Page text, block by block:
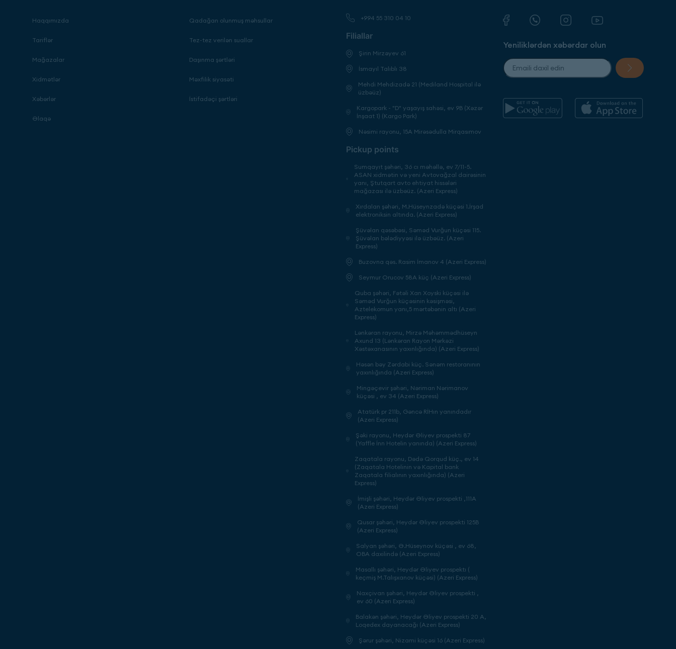
Haqqımızda
Tariflər
Mağazalar
Xidmətlər
Xəbərlər
Əlaqə
Qadağan olunmuş məhsullar
Tez-tez verilən suallar
Daşınma şərtləri
Məxfilik siyasəti
İstifadəçi şərtləri
+994 55 310 04 10
Filiallar
Şirin Mirzəyev 61
İsmayıl Talıblı 38
Mehdi Mehdizadə 21 (Mediland Hospital ilə
üzbəüz)
Kargopark - "D" yaşayış sahəsi, ev 9B (Xəzər
İnşaat 1) (Kargo Park)
Nəsimi rayonu, 15A Mirəsədulla Mirqasımov
Pickup points
Sumqayıt şəhəri, 36 cı məhəllə, ev 7/11-5.
ASAN xidmətin və yeni Avtovağzal dairəsinin
yanı, Ştutqart avto ehtiyat hissələri
mağazası ilə üzbəüz. (Azeri Express)
Xırdalan şəhəri, M.Hüseynzadə küçəsi 1.İrşad
elektroniksin altında. (Azeri Express)
Şüvəlan qəsəbəsi, Səməd Vurğun küçəsi 115.
Şüvəlan bələdiyyəsi ilə üzbəüz. (Azeri
Express)
Buzovna qəs. Rasim İmanov 4 (Azeri Express)
Seymur Orucov 58A küç (Azeri Express)
Quba şəhəri, Fətəli Xan Xoyski küçəsi ilə
Səməd Vurğun küçəsinin kəsişməsi,
Aztelekomun yanı,5 mərtəbənin altı (Azeri
Express)
Lənkəran rayonu, Mirzə Məhəmmədhüseyn
Axund 13 (Lənkəran Rayon Mərkəzi
Xəstəxanasının yaxınlığında) (Azeri Express)
Həsən bəy Zərdabi küç. Sənəm restoranının
yaxınlığında (Azeri Express)
Mingəçevir şəhəri, Nəriman Nərimanov
küçəsi , ev 34 (Azeri Express)
Atatürk pr 211b, Gəncə RİHın yanındadır
(Azeri Express)
Şəki rayonu, Heydər Əliyev prospekti 87
(Yaffle İnn Hotelin yanında) (Azeri Express)
Zaqatala rayonu, Dədə Qorqud küç., ev 14
(Zaqatala Hotelinin və Kapital bank
Zaqatala filialının yaxınlığında) (Azeri
Express)
İmişli şəhəri, Heydər Əliyev prospekti ,111A
(Azeri Express)
Qusar şəhəri, Heydər Əliyev prospekti 125B
(Azeri Express)
Salyan şəhəri, Ə.Hüseynov küçəsi , ev 68,
OBA daxilində (Azeri Express)
Masallı şəhəri, Heydər Əliyev prospektı (
keçmiş M.Talışxanov küçəsi) (Azeri Express)
Naxçivan şəhəri, Heydər Əliyev prospekti ,
ev 60 (Azeri Express)
Balakən şəhəri, Heydər Əliyev prospekti 20 A,
Loqedex dayanacağı (Azeri Express)
Şərur şəhəri, Nizami küçəsi 16 (Azeri Express)
Yeniliklərdən xəbərdar olun